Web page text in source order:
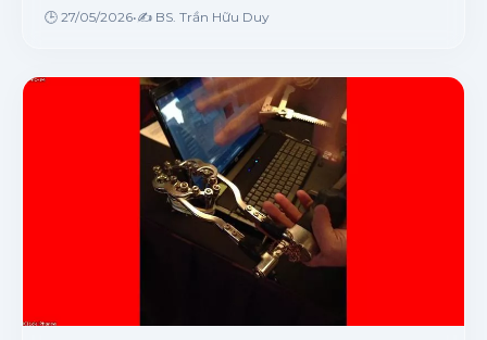
chuyên gia.
🕒 27/05/2026•✍️ BS. Trần Hữu Duy